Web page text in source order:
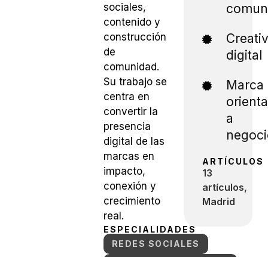
sociales,
contenido y
construcción
de
comunidad.
Su trabajo se
centra en
convertir la
presencia
digital de las
marcas en
impacto,
conexión y
crecimiento
real.
ESPECIALIDADES
REDES SOCIALES
digital
Marca
a
ARTÍCULOS
13
artículos,
Madrid